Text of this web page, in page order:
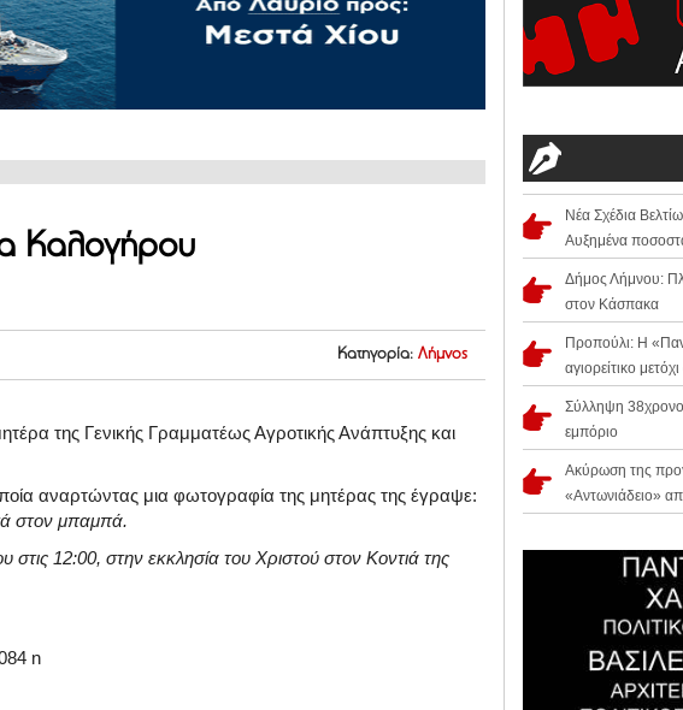
Καλογήρου
Κατηγορία: Λήμνος
της Γενικής Γραμματέως Αγροτικής Ανάπτυξης και
αναρτώντας μια φωτογραφία της μητέρας της έγραψε:
στον μπαμπά.
12:00, στην εκκλησία του Χριστού στον Κοντιά της
Νέα Σχέδια
Αυξημένα
Δήμος Λήμνου:
στον Κάσπακα
Προπούλι: Η
αγιορείτικο
Σύλληψη
εμπόριο
Ακύρωση της
«Αντωνιάδειο»